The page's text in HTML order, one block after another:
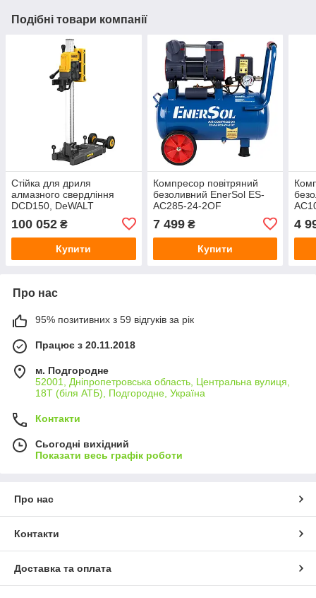
Подібні товари компанії
Стійка для дриля
алмазного свердління
DCD150, DeWALT
100 052 ₴
Купити
Компресор повітряний
безоливний EnerSol ES-
AC285-24-2OF
7 499₴
Купити
4
Про нас
95% позитивних з 59 відгуків за рік
Працює з 20.11.2018
м. Подгородне
52001, Дніпропетровська область, Центральна вулиця,
18Т (біля АТБ), Подгородне, Україна
Контакти
Сьогодні вихідний
Показати весь графік роботи
Про нас
Контакти
Доставка та оплата